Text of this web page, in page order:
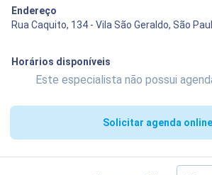
Endereço
Rua Caquito, 134 - Vila São Geraldo, São
Horários disponíveis
Este especialista não possui
Solicitar agenda online